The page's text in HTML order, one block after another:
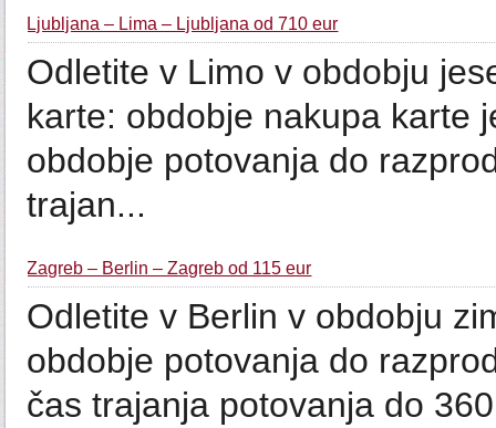
Ljubljana – Lima – Ljubljana od 710 eur
Odletite v Limo v
karte: obdobje nakupa karte
obdobje potovanja do
trajan...
Zagreb – Berlin – Zagreb od 115 eur
Odletite v Berlin v
obdobje potovanja do
čas trajanja potovanja do